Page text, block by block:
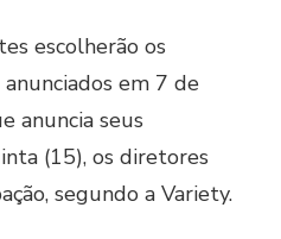
escolherão os
em 7 de
anuncia seus
(15), os diretores
segundo a Variety.